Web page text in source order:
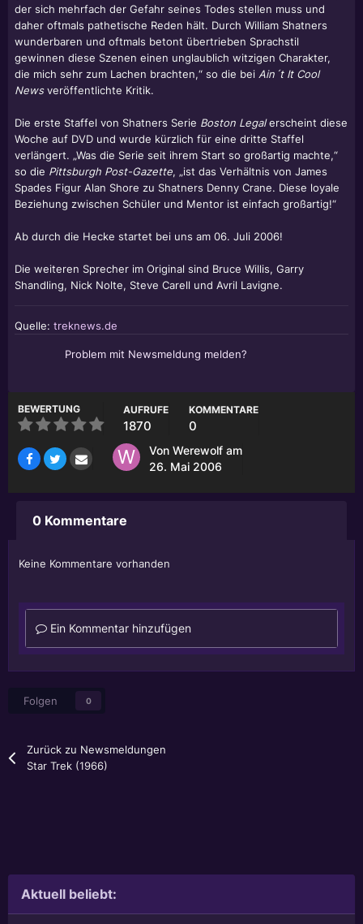
der sich mehrfach der Gefahr seines Todes stellen muss und
daher oftmals pathetische Reden hält. Durch William Shatners
wunderbaren und oftmals betont übertrieben Sprachstil
gewinnen diese Szenen einen unglaublich witzigen Charakter,
die mich sehr zum Lachen brachten,“ so die bei Ain´t It Cool
Newsveröffentlichte Kritik.
Die erste Staffel von Shatners Serie Boston Legalerscheint diese
Woche auf DVD und wurde kürzlich für eine dritte Staffel
verlängert. „Was die Serie seit ihrem Start so großartig machte,“
so die Pittsburgh Post-Gazette, „ist das Verhältnis von James
Spades Figur Alan Shore zu Shatners Denny Crane. Diese loyale
Beziehung zwischen Schüler und Mentor ist einfach großartig!“
Ab durch die Hecke startet bei uns am 06. Juli 2006!
Die weiteren Sprecher im Original sind Bruce Willis, Garry
Shandling, Nick Nolte, Steve Carell und Avril Lavigne.
Quelle: treknews.de
Problem mit Newsmeldung melden?
BEWERTUNG AUFRUFE
1870
KOMMENTARE
0
Von Werewolf am
26. Mai 2006
0 Kommentare
Keine Kommentare vorhanden
Ein Kommentar hinzufügen
Folgen 0
Zurück zu Newsmeldungen
Star Trek (1966)
Aktuell beliebt: